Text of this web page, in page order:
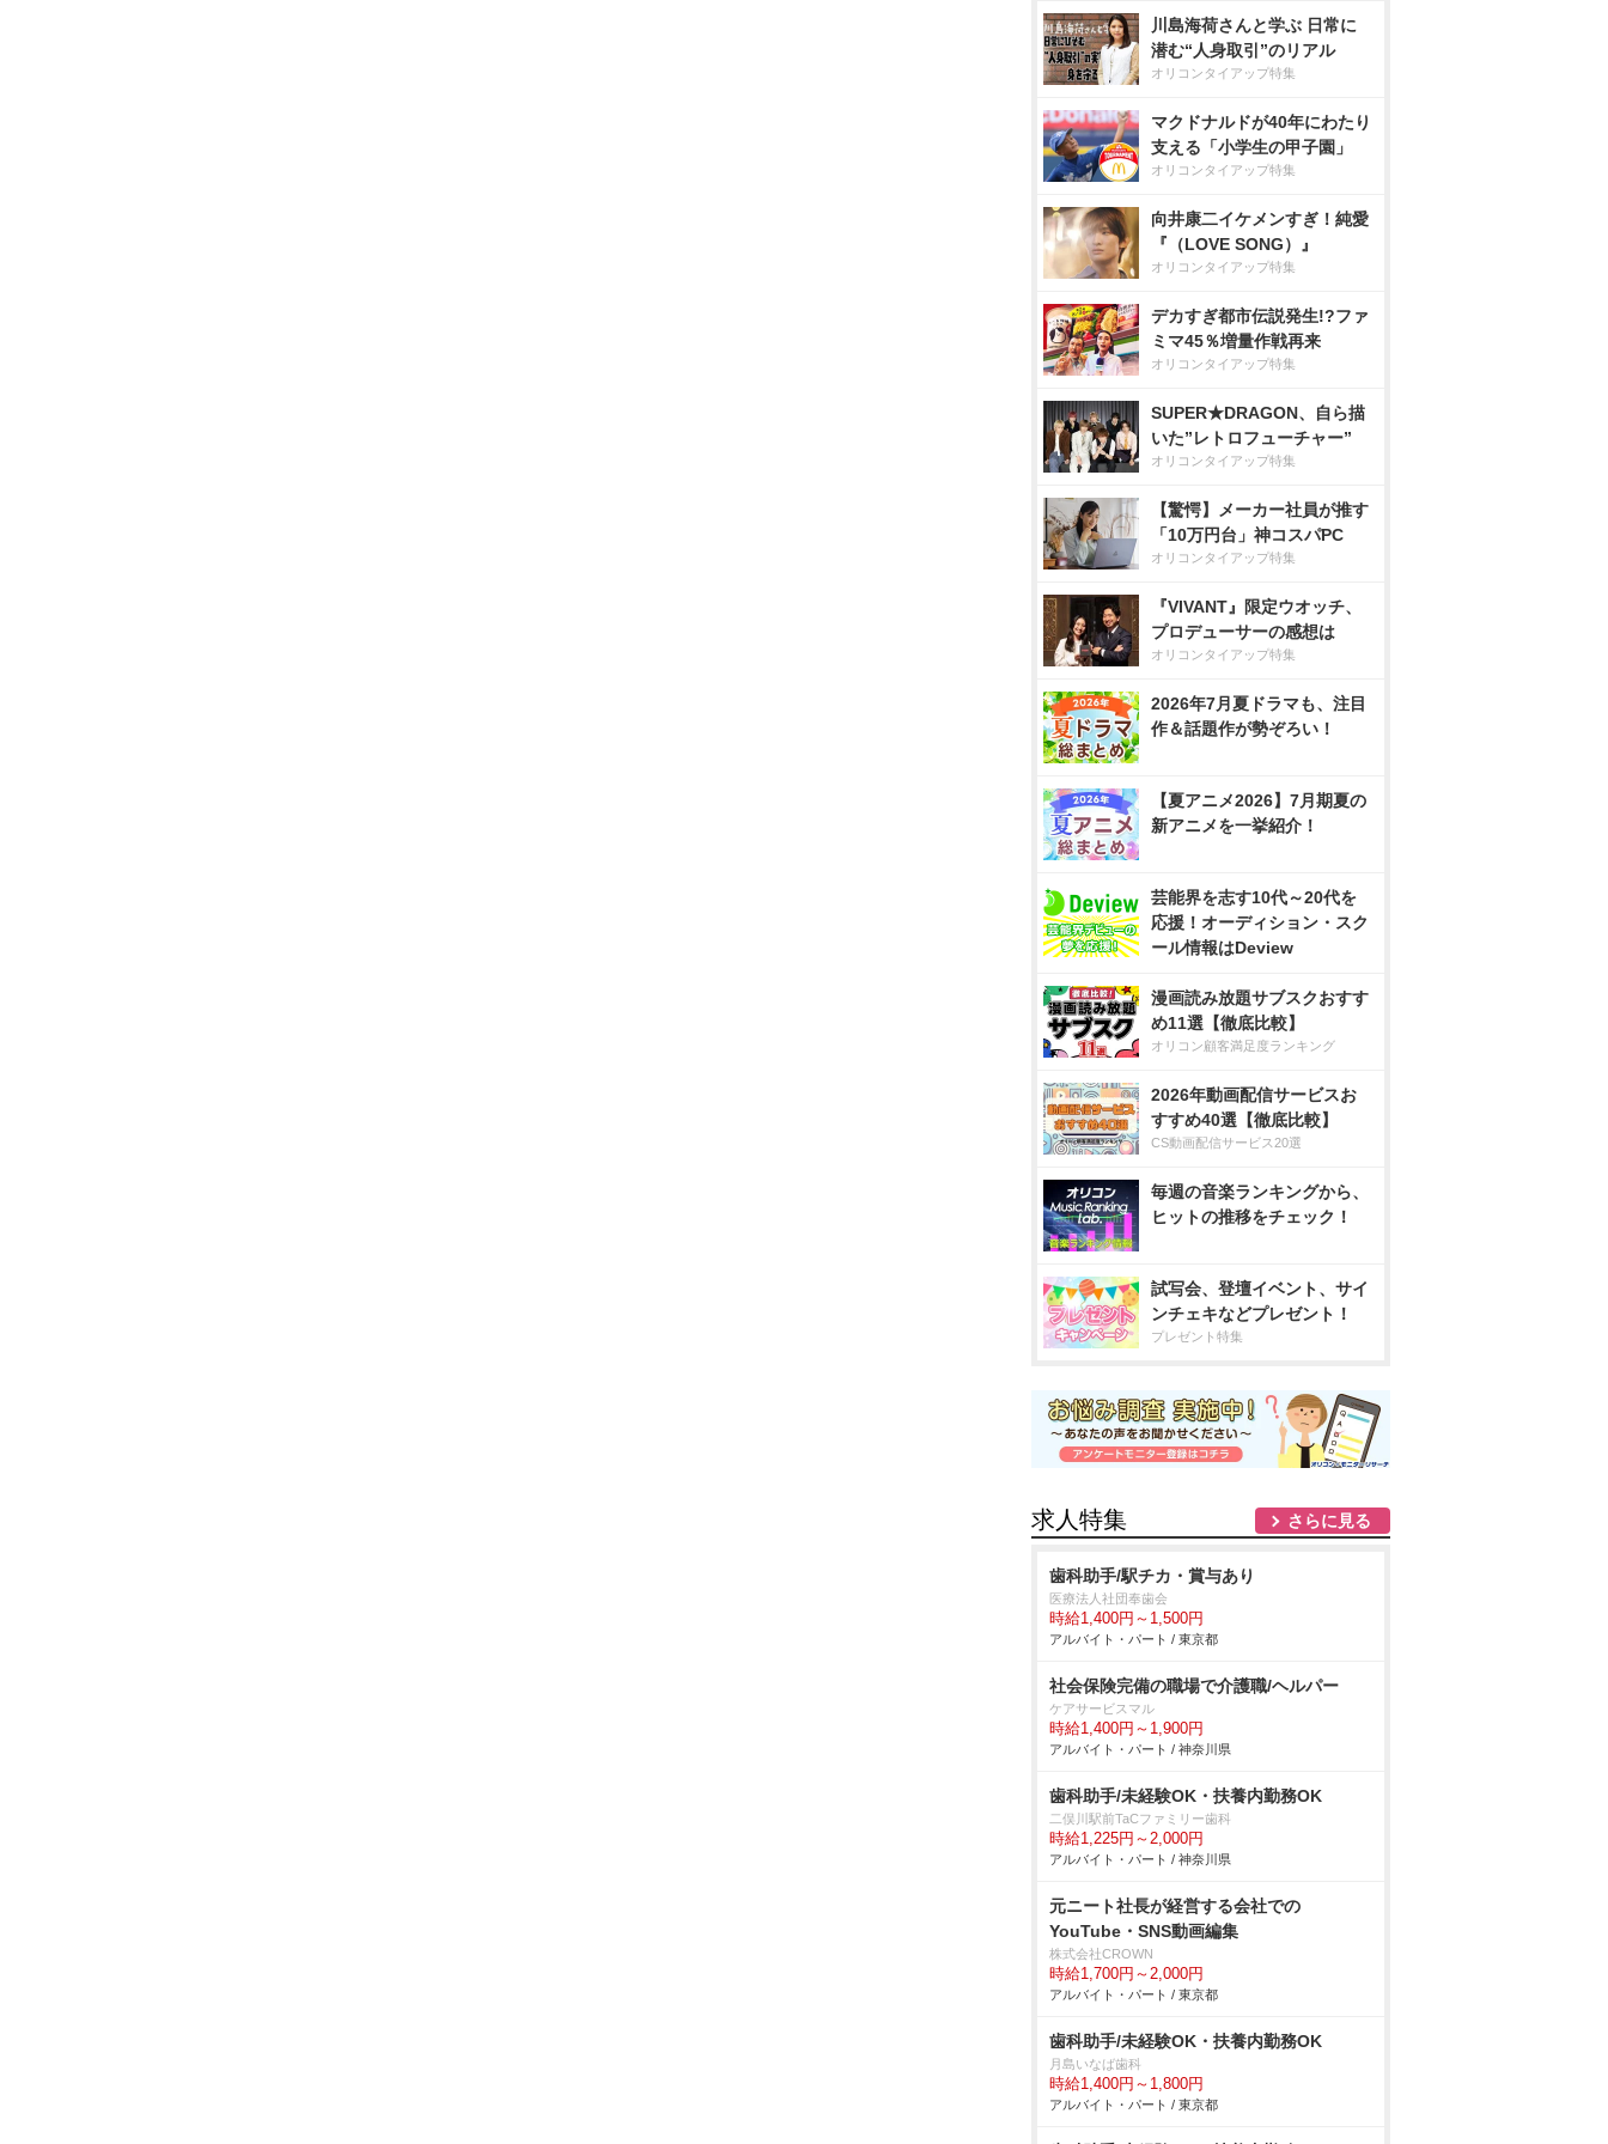
川島海荷さんと学ぶ 日常に
潜む“人身取引”のリアル
オリコンタイアップ特集
マクドナルドが40年にわたり
支える「小学生の甲子園」
オリコンタイアップ特集
向井康二イケメンすぎ！純愛
『（LOVE SONG）』
オリコンタイアップ特集
デカすぎ都市伝説発生!?ファ
ミマ45％増量作戦再来
オリコンタイアップ特集
SUPER★DRAGON、自ら描
いた”レトロフューチャー”
オリコンタイアップ特集
【驚愕】メーカー社員が推す
「10万円台」神コスパPC
オリコンタイアップ特集
『VIVANT』限定ウオッチ、
プロデューサーの感想は
オリコンタイアップ特集
2026年7月夏ドラマも、注目
作＆話題作が勢ぞろい！
【夏アニメ2026】7月期夏の
新アニメを一挙紹介！
芸能界を志す10代～20代を
応援！オーディション・スク
ール情報はDeview
漫画読み放題サブスクおすす
め11選【徹底比較】
オリコン顧客満足度ランキング
2026年動画配信サービスお
すすめ40選【徹底比較】
CS動画配信サービス20選
毎週の音楽ランキングから、
ヒットの推移をチェック！
試写会、登壇イベント、サイ
ンチェキなどプレゼント！
プレゼント特集
求人特集 さらに見る
歯科助手/駅チカ・賞与あり
医療法人社団奉歯会
時給1,400円～1,500円
アルバイト・パート / 東京都
社会保険完備の職場で介護職/ヘルパー
ケアサービスマル
時給1,400円～1,900円
アルバイト・パート / 神奈川県
歯科助手/未経験OK・扶養内勤務OK
二俣川駅前TaCファミリー歯科
時給1,225円～2,000円
アルバイト・パート / 神奈川県
元ニート社長が経営する会社での
YouTube・SNS動画編集
株式会社CROWN
時給1,700円～2,000円
アルバイト・パート / 東京都
歯科助手/未経験OK・扶養内勤務OK
月島いなば歯科
時給1,400円～1,800円
アルバイト・パート / 東京都